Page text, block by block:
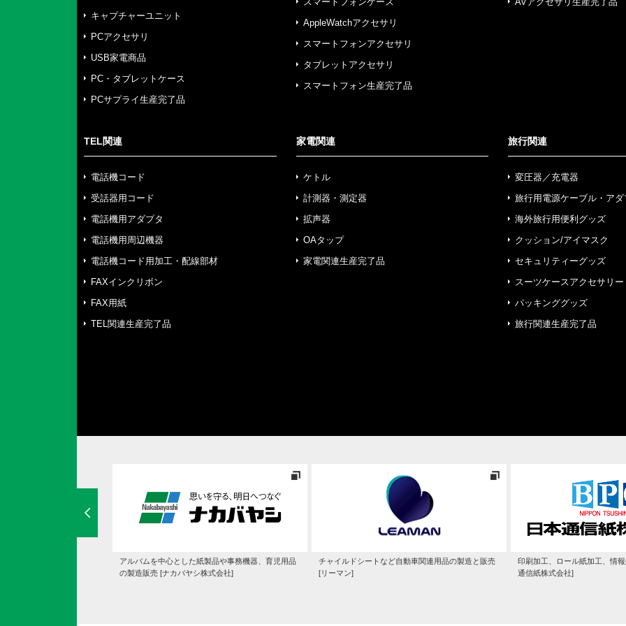
キャプチャーユニット
PCアクセサリ
USB家電商品
PC・タブレットケース
PCサプライ生産完了品
AppleWatchアクセサリ
スマートフォンアクセサリ
タブレットアクセサリ
スマートフォン生産完了品
TEL関連
電話機コード
受話器用コード
電話機用アダプタ
電話機用周辺機器
電話機コード用加工・配線部材
FAXインクリボン
FAX用紙
TEL関連生産完了品
家電関連
ケトル
計測器・測定器
拡声器
OAタップ
家電関連生産完了品
旅行関連
変圧器／充電器
旅行用電源ケーブル・アダ
海外旅行用便利グッズ
クッション/アイマスク
セキュリティーグッズ
スーツケースアクセサリー
パッキンググッズ
旅行関連生産完了品
アルバムを中心とした紙製品や事務機器、育児用品
の製造販売 [ナカバヤシ株式会社]
チャイルドシートなど自動車関連用品の製造と販売
[リーマン]
印刷加工、ロール紙加工、情
通信紙株式会社]